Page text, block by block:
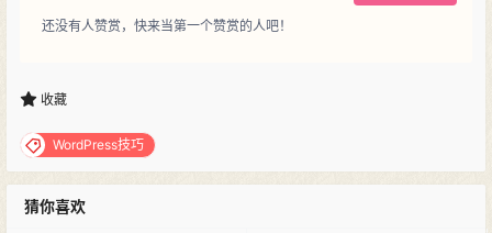
还没有人赞赏，快来当第一个赞赏的人吧！
收藏
WordPress技巧
猜你喜欢